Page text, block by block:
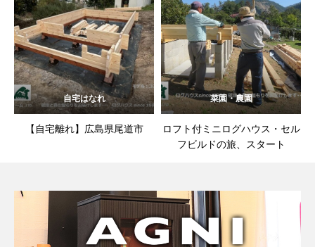
自宅はなれ
【自宅離れ】広島県尾道市
菜園・農園
ロフト付ミニログハウス・セル
フビルドの旅、スタート